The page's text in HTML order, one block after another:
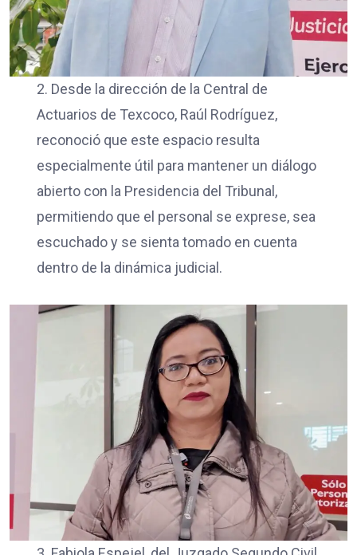
2. Desde la dirección de la Central de
Actuarios de Texcoco, Raúl Rodríguez,
reconoció que este espacio resulta
especialmente útil para mantener un diálogo
abierto con la Presidencia del Tribunal,
permitiendo que el personal se exprese, sea
escuchado y se sienta tomado en cuenta
dentro de la dinámica judicial.